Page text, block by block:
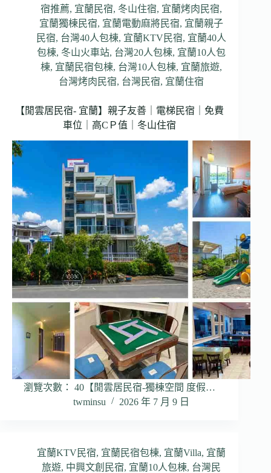
宿推薦, 宜蘭民宿, 冬山住宿, 宜蘭烤肉民宿,
宜蘭獨棟民宿, 宜蘭電動麻將民宿, 宜蘭親子
民宿, 台灣40人包棟, 宜蘭KTV民宿, 宜蘭40人
包棟, 冬山火車站, 台灣20人包棟, 宜蘭10人包
棟, 宜蘭民宿包棟, 台灣10人包棟, 宜蘭旅遊,
台灣烤肉民宿, 台灣民宿, 宜蘭住宿
【閒雲居民宿- 宜蘭】親子友善｜電梯民宿｜免費
車位｜高CＰ值｜冬山住宿
瀏覽次數： 40【閒雲居民宿-獨棟空間 度假…
twminsu
2026 年 7 月 9 日
宜蘭KTV民宿, 宜蘭民宿包棟, 宜蘭Villa, 宜蘭
旅遊, 中興文創民宿, 宜蘭10人包棟, 台灣民